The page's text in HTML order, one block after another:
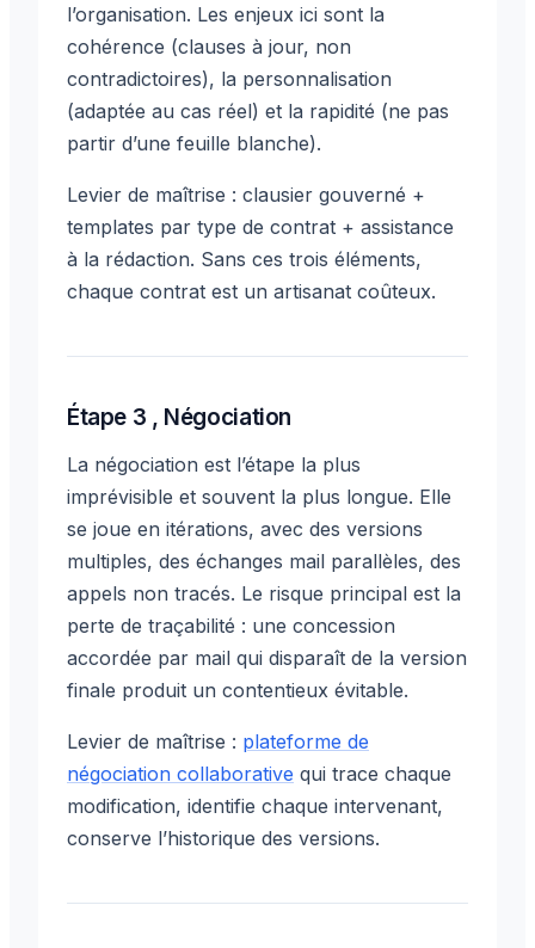
l’organisation. Les enjeux ici sont la
cohérence (clauses à jour, non
contradictoires), la personnalisation
(adaptée au cas réel) et la rapidité (ne pas
partir d’une feuille blanche).
Levier de maîtrise : clausier gouverné +
templates par type de contrat + assistance
à la rédaction. Sans ces trois éléments,
chaque contrat est un artisanat coûteux.
Étape 3 , Négociation
La négociation est l’étape la plus
imprévisible et souvent la plus longue. Elle
se joue en itérations, avec des versions
multiples, des échanges mail parallèles, des
appels non tracés. Le risque principal est la
perte de traçabilité : une concession
accordée par mail qui disparaît de la version
finale produit un contentieux évitable.
Levier de maîtrise : plateforme de
négociation collaborative qui trace chaque
modification, identifie chaque intervenant,
conserve l’historique des versions.